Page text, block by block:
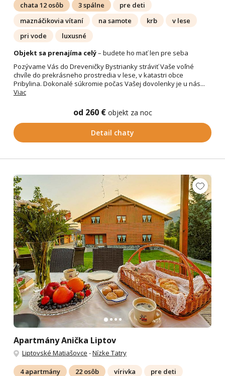
chata 12 osôb 3 spálne
pre deti
maznáčikovia vítaní
na samote krb
v lese
pri vode
luxusné
Objekt sa prenajíma celý– budete ho mať len pre seba
Pozývame Vás do Dreveničky Bystrianky stráviť Vaše voľné
chvíle do prekrásneho prostredia v lese, v katastri obce
Pribylina. Dokonalé súkromie počas Vašej dovolenky je u nás...
Viac
od 260 € objekt za noc
Detail chaty
Apartmány Anička Liptov
Liptovské Matiašovce -Nízke Tatry
4 apartmány 22 osôb vírivka
pre deti